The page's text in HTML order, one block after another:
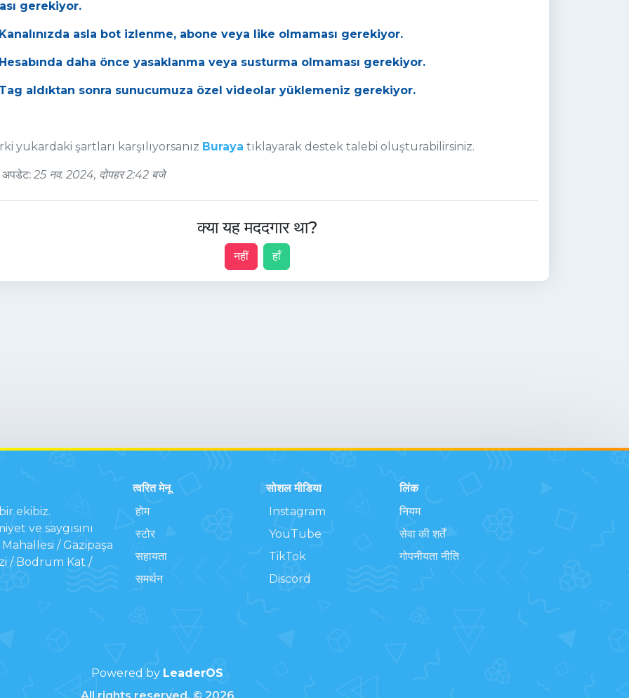
gerekiyor.
Kanalınızda asla bot izlenme, abone veya like olmaması gerekiyor.
Hesabında daha önce yasaklanma veya susturma olmaması gerekiyor.
Tag aldıktan sonra sunucumuza özel videolar yüklemeniz gerekiyor.
yukardaki şartları karşılıyorsanız Buraya tıklayarak destek talebi oluşturabilirsiniz.
अपडेट: 25 नव. 2024, दोपहर 2:42 बजे
क्या यह मददगार था?
नहीं हाँ
ekibiz.
ve saygısını
/ Gazipaşa
/ Bodrum Kat /
त्वरित मेनू
होम
स्टोर
सहायता
समर्थन
सोशल मीडिया
Instagram
YouTube
TikTok
Discord
लिंक
नियम
सेवा की शर्तें
गोपनीयता नीति
Powered by LeaderOS